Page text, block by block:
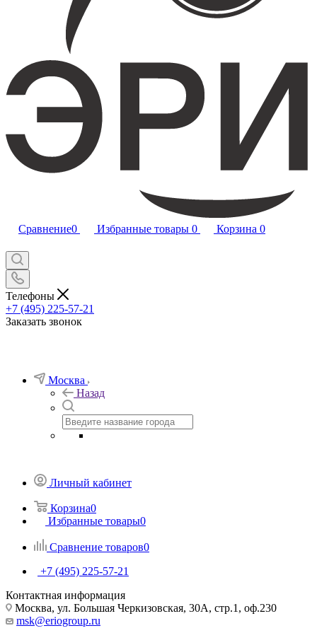
Сравнение0 Избранные товары 0 Корзина 0
Телефоны
+7 (495) 225-57-21
Заказать звонок
Москва
Назад
Личный кабинет
Корзина0
Избранные товары0
Сравнение товаров0
+7 (495) 225-57-21
Контактная информация
Москва, ул. Большая Черкизовская, 30А, стр.1, оф.230
msk@eriogroup.ru